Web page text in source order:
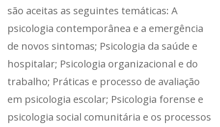
são aceitas as seguintes temáticas: A
psicologia contemporânea e a emergência
de novos sintomas; Psicologia da saúde e
hospitalar; Psicologia organizacional e do
trabalho; Práticas e processo de avaliação
em psicologia escolar; Psicologia forense e
psicologia social comunitária e os processos